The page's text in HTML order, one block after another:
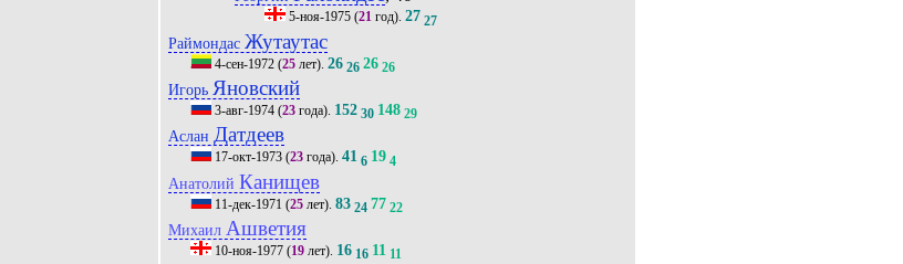
5-ноя-1975(21год). 27 27
Раймондас Жутаутас
4-сен-1972 (25 лет).26 26 26 26
Игорь Яновский
3-авг-1974 (23 года). 152 30 148 29
АсланДатдеев
17-окт-1973 (23 года).41 6 19 4
Анатолий Канищев
11-дек-1971 (25 лет).83 24 77 22
Михаил Ашветия
10-ноя-1977 (19 лет). 16 16 11 11